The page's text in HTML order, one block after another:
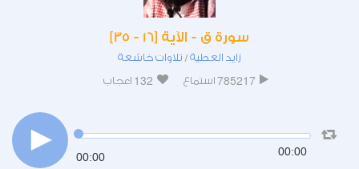
سورة ق - الآية [16 - 35]
زايد العطية/ تلاوات خاشعة
785217 استماع 132 اعجاب
00:00 00:00